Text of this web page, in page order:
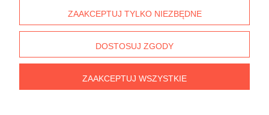
O nas
ZAAKCEPTUJ TYLKO NIEZBĘDNE
DOSTOSUJ ZGODY
ZAAKCEPTUJ WSZYSTKIE